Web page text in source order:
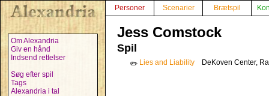
Om Alexandria
Giv en hånd
Indsend rettelser
Søg efter spil
Tags
Alexandria i tal
Personer Scenarier Brætspil
Jess Comstock
Spil
✏️ Lies and Liability DeKoven Center,